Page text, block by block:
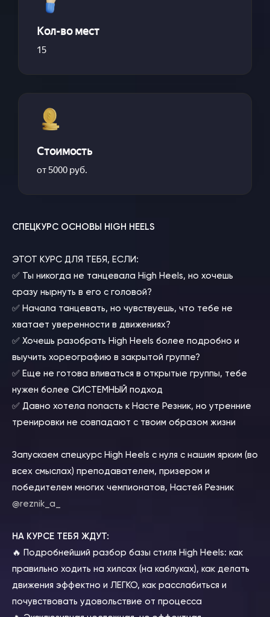
Кол-во мест
15
Стоимость
от 5000 руб.
СПЕЦКУРС ОСНОВЫ HIGH HEELS
ЭТОТ КУРС ДЛЯ ТЕБЯ, ЕСЛИ:
✅ Ты никогда не танцевала High Heels, но хочешь
сразу нырнуть в его с головой?
✅ Начала танцевать, но чувствуешь, что тебе не
хватает уверенности в движениях?
✅ Хочешь разобрать High Heels более подробно и
выучить хореографию в закрытой группе?
✅ Еще не готова вливаться в открытые группы, тебе
нужен более СИСТЕМНЫЙ подход
✅ Давно хотела попасть к Насте Резник, но утренние
тренировки не совпадают с твоим образом жизни
Запускаем спецкурс High Heels с нуля с нашим ярким (во
всех смыслах) преподавателем, призером и
победителем многих чемпионатов, Настей Резник
@reznik_a_
НА КУРСЕ ТЕБЯ ЖДУТ:
🔥 Подробнейший разбор базы стиля High Heels: как
правильно ходить на хилсах (на каблуках), как делать
движения эффектно и ЛЕГКО, как расслабиться и
почувствовать удовольствие от процесса